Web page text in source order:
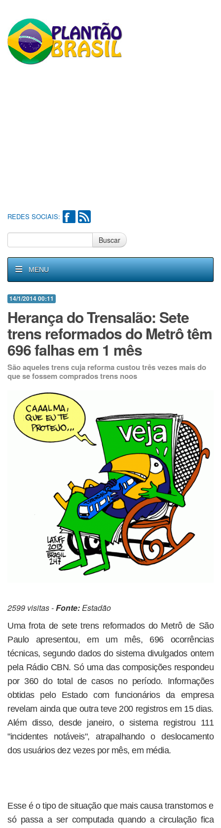
REDES SOCIAIS:
Buscar
MENU
14/1/2014 00:11
Herança do Trensalão: Sete
trens reformados do Metrô têm
696 falhas em 1 mês
São aqueles trens cuja reforma custou três vezes mais do
que se fossem comprados trens noos
2599 visitas -Fonte:Estadão
Uma frota de sete trens reformados do Metrô de São
Paulo apresentou, em um mês, 696 ocorrências
técnicas, segundo dados do sistema divulgados ontem
pela Rádio CBN. Só uma das composições respondeu
por 360 do total de casos no período. Informações
obtidas pelo Estado com funcionários da empresa
revelam ainda que outra teve 200 registros em 15 dias.
Além disso, desde janeiro, o sistema registrou 111
"incidentes notáveis", atrapalhando o deslocamento
dos usuários dez vezes por mês, em média.
Esse é o tipo de situação que mais causa transtornos e
só passa a ser computada quando a circulação fica